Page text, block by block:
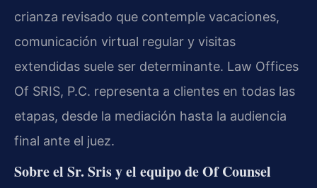
crianza revisado que contemple vacaciones,
comunicación virtual regular y visitas
extendidas suele ser determinante. Law Offices
Of SRIS, P.C. representa a clientes en todas las
etapas, desde la mediación hasta la audiencia
final ante el juez.
Sobre el Sr. Sris y el equipo de Of Counsel